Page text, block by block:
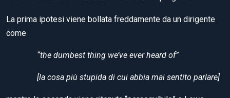
La prima ipotesi viene bollata freddamente da un dirigente
come
“the dumbest thing we’ve ever heard of”
[la cosa più stupida di cui abbia mai sentito parlare]